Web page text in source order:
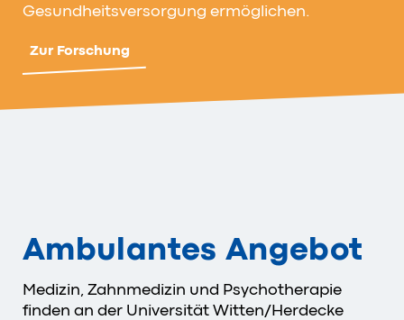
Gesundheitsversorgung ermöglichen.
Zur Forschung
Ambulantes Angebot
Medizin, Zahnmedizin und Psychotherapie
finden an der Universität Witten/Herdecke